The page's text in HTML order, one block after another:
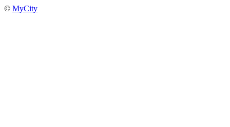
© MyCity